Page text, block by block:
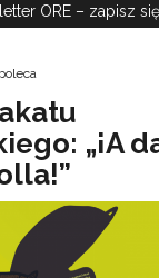
ORE – zapisz
„¡A